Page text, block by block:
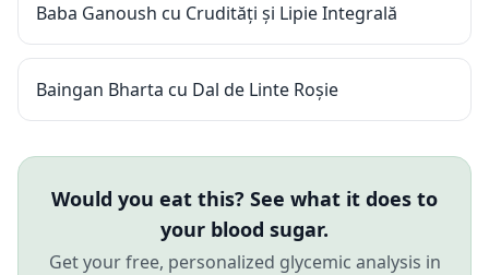
Baba Ganoush cu Crudități și Lipie Integrală
Baingan Bharta cu Dal de Linte Roșie
Would you eat this? See what it does to
your blood sugar.
Get your free, personalized glycemic analysis in